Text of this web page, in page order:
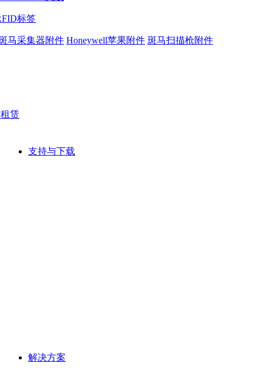
标签
马采集器附件 Honeywell苹果附件 斑马扫描枪附件
赁
支持与下载
解决方案